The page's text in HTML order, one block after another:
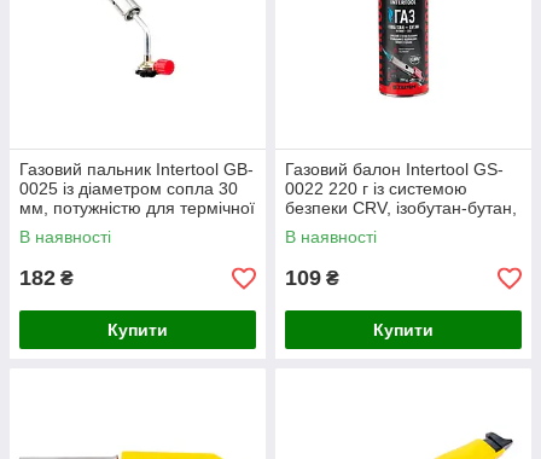
Газовий пальник Intertool GB-
0025 із діаметром сопла 30
мм, потужністю для термічної
обробки
В наявності
182 ₴
Купити
Газовий балон Intertool GS-
0022 220 г із системою
безпеки CRV, ізобутан-бутан,
з захистом від вибуху
В наявності
109 ₴
Купити